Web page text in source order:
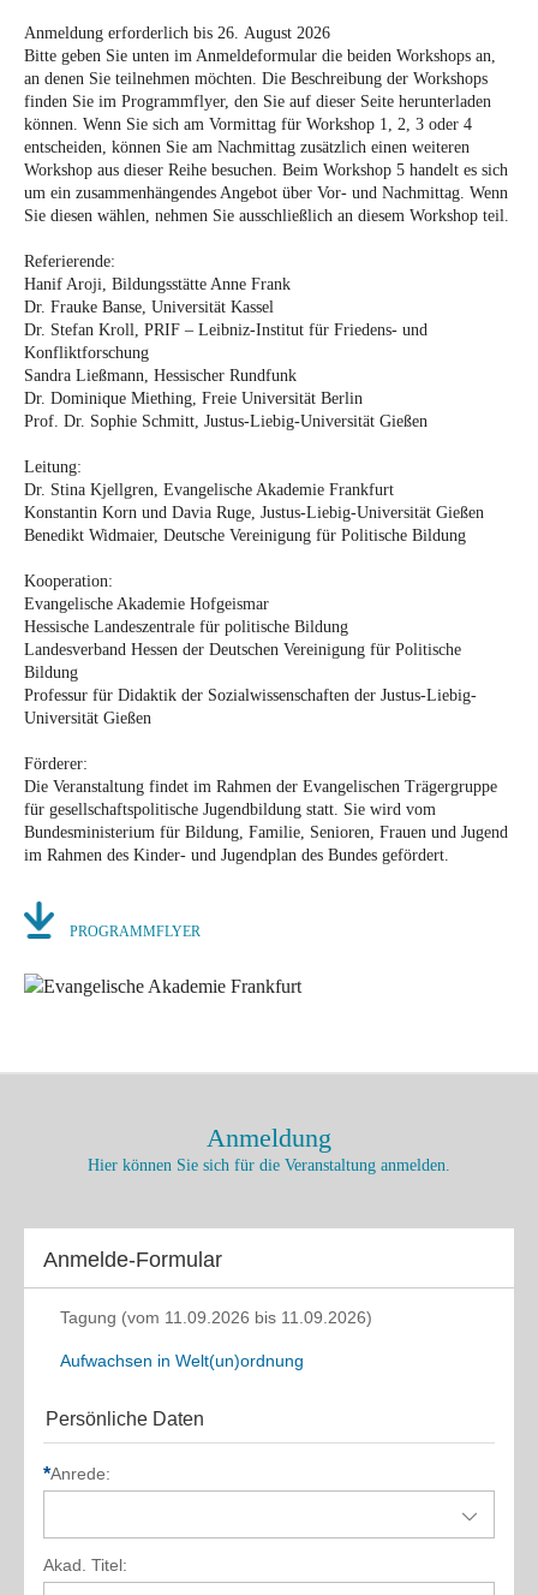
Anmeldung erforderlich bis 26. August 2026
Bitte geben Sie unten im Anmeldeformular die beiden Workshops an,
an denen Sie teilnehmen möchten. Die Beschreibung der Workshops
finden Sie im Programmflyer, den Sie auf dieser Seite herunterladen
können. Wenn Sie sich am Vormittag für Workshop 1, 2, 3 oder 4
entscheiden, können Sie am Nachmittag zusätzlich einen weiteren
Workshop aus dieser Reihe besuchen. Beim Workshop 5 handelt es sich
um ein zusammenhängendes Angebot über Vor- und Nachmittag. Wenn
Sie diesen wählen, nehmen Sie ausschließlich an diesem Workshop teil.
Referierende:
Hanif Aroji, Bildungsstätte Anne Frank
Dr. Frauke Banse, Universität Kassel
Dr. Stefan Kroll, PRIF – Leibniz-Institut für Friedens- und
Konfliktforschung
Sandra Ließmann, Hessischer Rundfunk
Dr. Dominique Miething, Freie Universität Berlin
Prof. Dr. Sophie Schmitt, Justus-Liebig-Universität Gießen
Leitung:
Dr. Stina Kjellgren, Evangelische Akademie Frankfurt
Konstantin Korn und Davia Ruge, Justus-Liebig-Universität Gießen
Benedikt Widmaier, Deutsche Vereinigung für Politische Bildung
Kooperation:
Evangelische Akademie Hofgeismar
Hessische Landeszentrale für politische Bildung
Landesverband Hessen der Deutschen Vereinigung für Politische
Bildung
Professur für Didaktik der Sozialwissenschaften der Justus-Liebig-
Universität Gießen
Förderer:
Die Veranstaltung findet im Rahmen der Evangelischen Trägergruppe
für gesellschaftspolitische Jugendbildung statt. Sie wird vom
Bundesministerium für Bildung, Familie, Senioren, Frauen und Jugend
im Rahmen des Kinder- und Jugendplan des Bundes gefördert.
PROGRAMMFLYER
Anmeldung
Hier können Sie sich für die Veranstaltung anmelden.